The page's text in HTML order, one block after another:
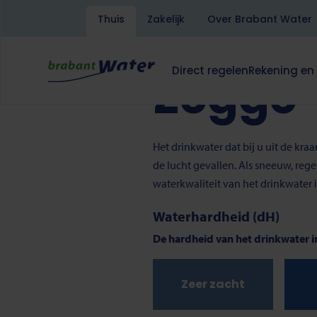
Hoofdnavigatie Direct regelen
Dit
deze
subnavigatie
open
of
dicht.
Rekening
Dit
deze
subnavigatie
open
of
dicht.
Thuis Zakelijk Over Brabant Water
Kruimelpad
Home Drinkwater Zegge
Zegge
Het drinkwater dat bij u uit de
de lucht gevallen. Als sneeuw,
waterkwaliteit van het drinkwater
Waterhardheid (dH)
De hardheid van het drinkwater
Zeer zacht